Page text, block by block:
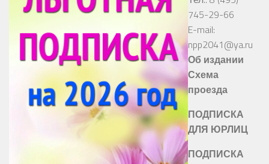
745-29-66
E-mail:
npp2041@ya.ru
Об издании
Схема
проезда
ПОДПИСКА
ДЛЯ ЮРЛИЦ
ПОДПИСКА